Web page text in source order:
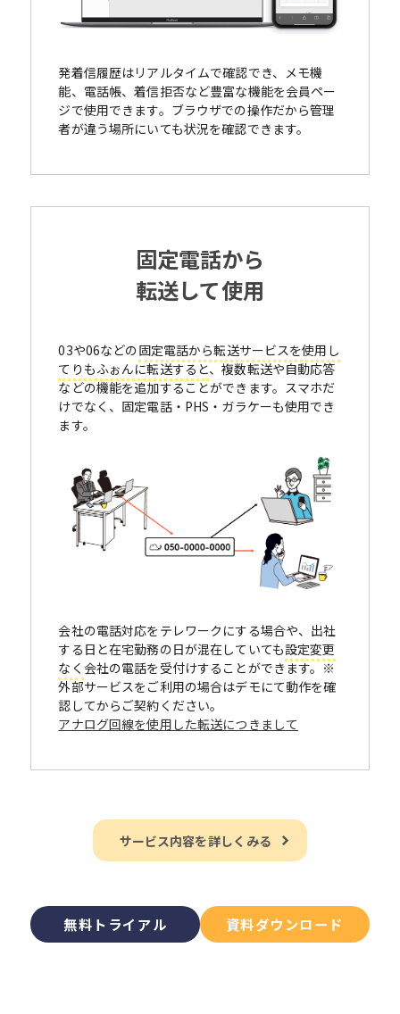
発着信履歴はリアルタイムで確認でき、メモ機
能、電話帳、着信拒否など豊富な機能を会員ペー
ジで使用できます。ブラウザでの操作だから管理
者が違う場所にいても状況を確認できます。
固定電話から
転送して使用
03や06などの固定電話から転送サービスを使用し
てりもふぉんに転送すると、複数転送や自動応答
などの機能を追加することができます。スマホだ
けでなく、固定電話・PHS・ガラケーも使用でき
ます。
会社の電話対応をテレワークにする場合や、出社
する日と在宅勤務の日が混在していても設定変更
なく 会社の電話を受付けすることができます。※
外部サービスをご利用の場合はデモにて動作を確
認してからご契約ください。
アナログ回線を使用した転送につきまして
サービス内容を詳しくみる
無料トライアル 資料ダウンロード